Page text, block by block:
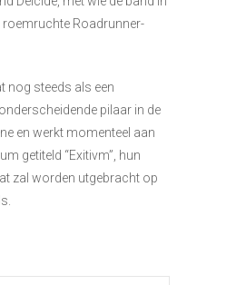
roemruchte Roadrunner-
nog steeds als een
pilaar in de
en werkt momenteel aan
getiteld “Exitivm”, hun
zal worden utgebracht op